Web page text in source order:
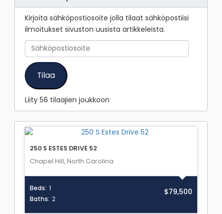
Kirjoita sähköpostiosoite jolla tilaat sähköpostiisi
ilmoitukset sivuston uusista artikkeleista.
Sähköpostiosoite
Tilaa
Liity 56 tilaajien joukkoon
250 S ESTES DRIVE 52
Chapel Hill, North Carolina
Beds: 1
Baths: 2
$79,500